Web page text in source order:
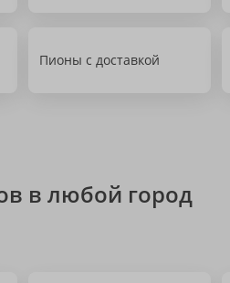
Пионы с доставкой
в любой город